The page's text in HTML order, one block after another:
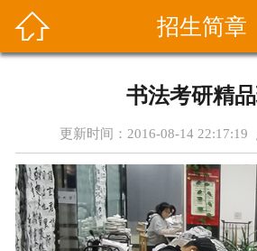
 招生简章
书法考研精
更新时间：2016-08-14 22:17:19